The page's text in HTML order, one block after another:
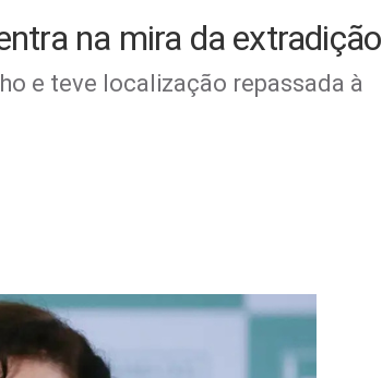
na mira da extradição
e teve localização repassada à